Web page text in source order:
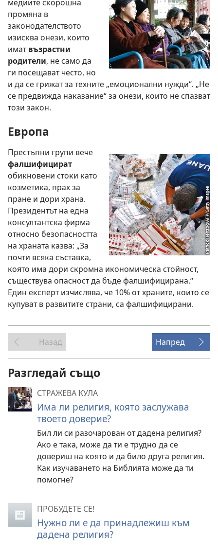
медиите скорошна
промяна в
законодателството
изисква онези, които
иматвъзрастни
родители, не само да
ги посещават често, но
и да се грижат за техните „емоционални нужди“. „Не
се предвижда наказание“ за онези, които не спазват
този закон.
Европа
Престъпни групи вече
фалшифицират
обикновени стоки като
козметика, прах за
пране и дори храна.
Президентът на една
консултантска фирма
относно безопасността
на храната казва: „За
почти всяка съставка,
която има дори скромна икономическа стойност,
съществува опасност да бъде фалшифицирана.“
Един експерт изчислява, че 10% от храните, които се
купуват в развитите страни, са фалшифицирани.
Назад Напред
Разгледай също
СТРАЖЕВА КУЛА
Има ли религия, която заслужава
твоето доверие?
Бил ли си разочарован от дадена религия?
Ако е така, може да ти е трудно да се
довериш на която и да било друга религия.
Как изучаването на Библията може да ти
помогне?
ПРОБУДЕТЕ СЕ!
Нужно ли е да принадлежиш към
дадена религия?